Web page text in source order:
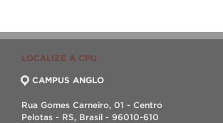
LOCALIZE A CPU
CAMPUS ANGLO
Rua Gomes Carneiro, 01 - Centro
Pelotas - RS, Brasil - 96010-610